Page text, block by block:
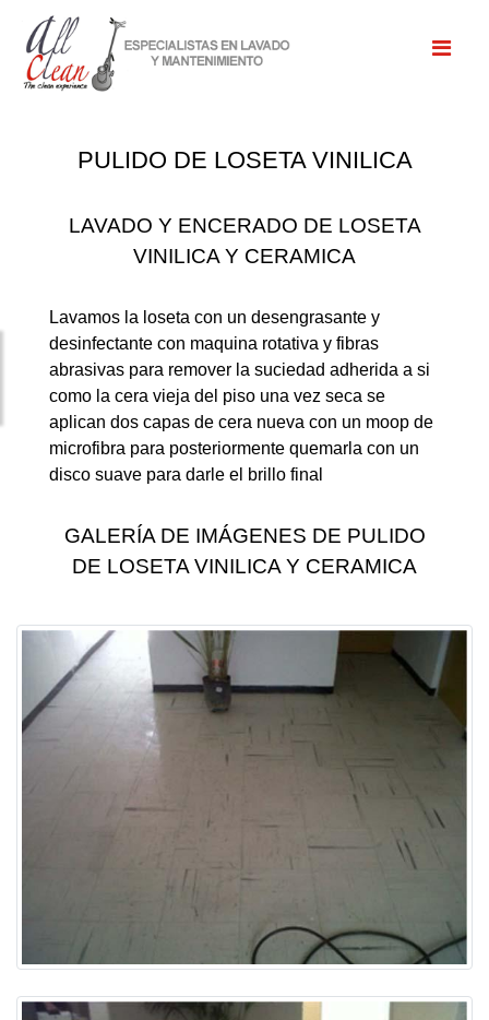
PULIDO DE LOSETA VINILICA
LAVADO Y ENCERADO DE LOSETA
VINILICA Y CERAMICA
Lavamos la loseta con un desengrasante y
desinfectante con maquina rotativa y fibras
abrasivas para remover la suciedad adherida a si
como la cera vieja del piso una vez seca se
aplican dos capas de cera nueva con un moop de
microfibra para posteriormente quemarla con un
disco suave para darle el brillo final
GALERÍA DE IMÁGENES DE PULIDO
DE LOSETA VINILICA Y CERAMICA